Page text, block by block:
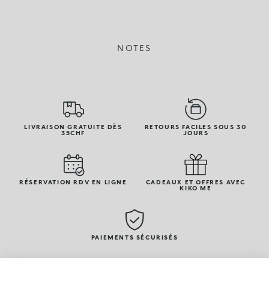
NOTES
LIVRAISON GRATUITE DÈS
35CHF
RETOURS FACILES SOUS 30
JOURS
RÉSERVATION RDV EN LIGNE
CADEAUX ET OFFRES AVEC
KIKO ME
PAIEMENTS SÉCURISÉS